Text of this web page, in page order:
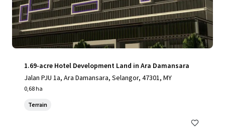
1.69-acre Hotel Development Land in Ara Damansara
Jalan PJU 1a, Ara Damansara, Selangor, 47301, MY
0,68 ha
Terrain